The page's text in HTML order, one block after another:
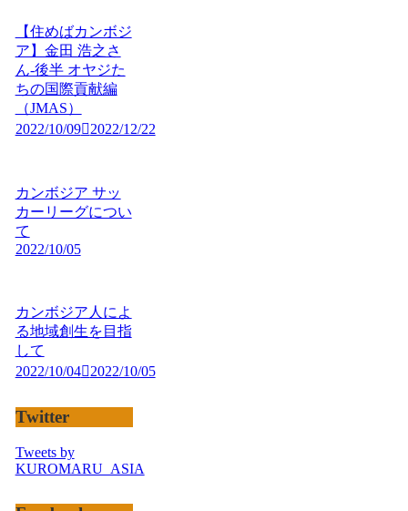
【住めばカンボジ
ア】金田 浩之さ
ん-後半 オヤジた
ちの国際貢献編
（JMAS）
2022/10/09
2022/12/22
カンボジア サッ
カーリーグについ
て
2022/10/05
カンボジア人によ
る地域創生を目指
して
2022/10/04
2022/10/05
Twitter
Tweets by
KUROMARU_ASIA